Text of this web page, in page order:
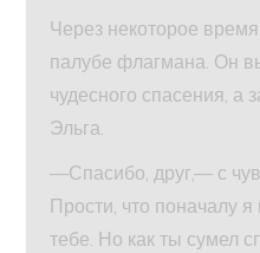
Через некоторое
палубе флагмана. Он
чудесного спасения, а
Эльга.
—Спасибо, друг,— с
Прости, что поначалу
тебе. Но как ты сумел